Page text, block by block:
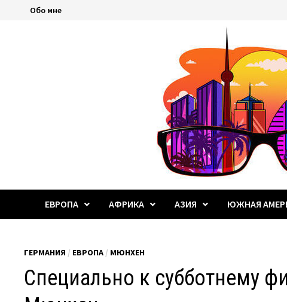
ПерейтиОбо мне
ЕВРОПА АФРИКА АЗИЯ ЮЖНАЯ
ГЕРМАНИЯ / ЕВРОПА / МЮНХЕН
Специально к субботнему